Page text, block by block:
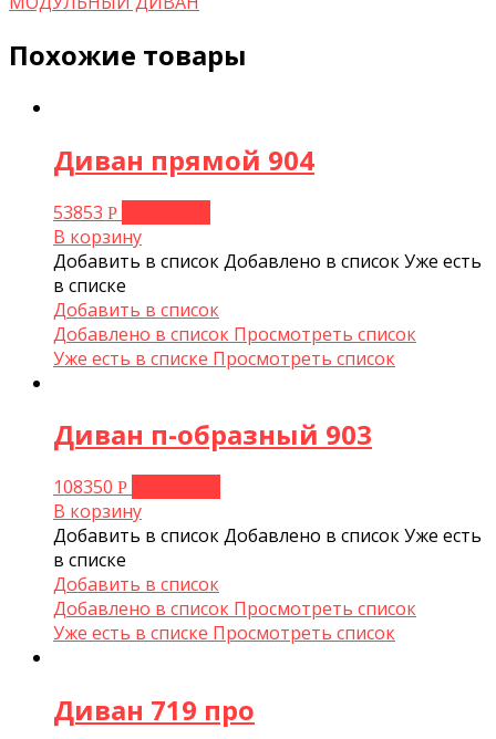
Похожие товары
Диван прямой 904
53853 Р
В корзину
Добавить в списокДобавлено в списокУже есть
в списке
Добавить в список
Добавлено в список Просмотреть список
Уже есть в списке Просмотреть список
Диван п-образный 903
108350 Р
В корзину
Добавить в списокДобавлено в списокУже есть
в списке
Добавить в список
Добавлено в список Просмотреть список
Уже есть в списке Просмотреть список
Диван 719 про